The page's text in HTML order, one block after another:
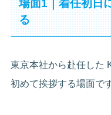
場面1｜着任初日
る
東京本社から赴任した
初めて挨拶する場面で